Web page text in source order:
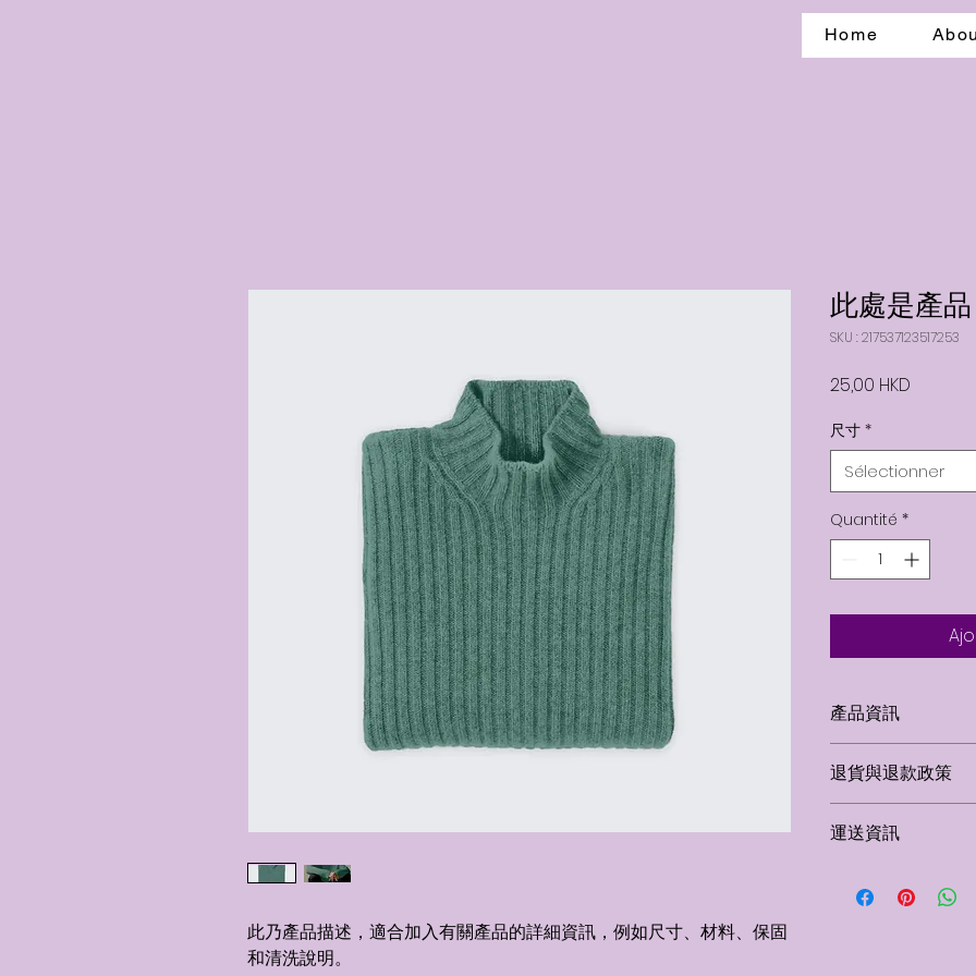
Home
此乃產品描述，適合加入有關產品的詳細資訊，例如尺寸、材料、保固
和清洗說明。
此處是產品
SKU : 217537123517253
25,00 HKD
尺寸 *
Sélectionner
Quantité *
產品資訊
寸、材料、保固和清
品的獨特之處，以及
能在購買之前清楚了
客有信心和决心購買
退貨與退款政策
產品。撰寫政策時，
運送資訊
的資訊。撰寫政策